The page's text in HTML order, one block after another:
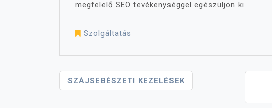
megfelelő SEO tevékenységgel egészüljön ki.
Szolgáltatás
Bejegyzés
SZÁJSEBÉSZETI KEZELÉSEK